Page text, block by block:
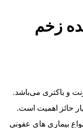
زخم
و باکتری می‌باشد.
حائز اهمیت است.
بیماری های عفونی